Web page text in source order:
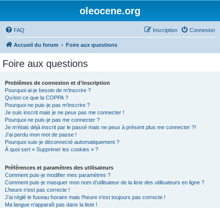
oleocene.org
FAQ Connexion
Inscription
Accueil du forum Foire aux questions
Foire aux questions
Problèmes de connexion et d’inscription
Pourquoi ai-je besoin de m’inscrire ?
Qu’est-ce que la COPPA ?
Pourquoi ne puis-je pas m’inscrire ?
Je suis inscrit mais je ne peux pas me connecter !
Pourquoi ne puis-je pas me connecter ?
Je m’étais déjà inscrit par le passé mais ne peux à présent plus me connecter ?!
J’ai perdu mon mot de passe !
Pourquoi suis-je déconnecté automatiquement ?
À quoi sert « Supprimer les cookies » ?
Préférences et paramètres des utilisateurs
Comment puis-je modifier mes paramètres ?
Comment puis-je masquer mon nom d’utilisateur de la liste des utilisateurs en ligne ?
L’heure n’est pas correcte !
J’ai réglé le fuseau horaire mais l’heure n’est toujours pas correcte !
Ma langue n’apparaît pas dans la liste !